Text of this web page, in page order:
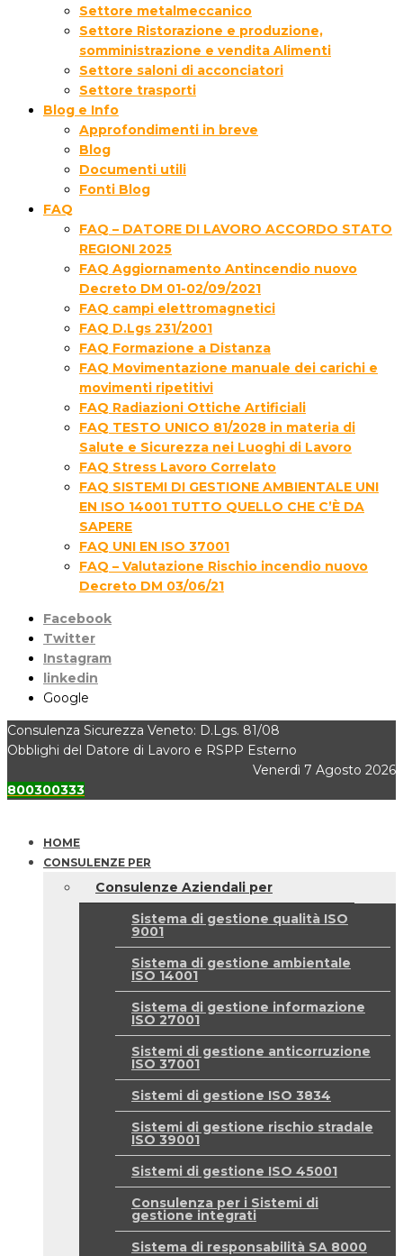
Settore metalmeccanico
Settore Ristorazione e produzione,
somministrazione e vendita Alimenti
Settore saloni di acconciatori
Settore trasporti
Blog e Info
Approfondimenti in breve
Blog
Documenti utili
Fonti Blog
FAQ
FAQ – DATORE DI LAVORO ACCORDO STATO
REGIONI 2025
FAQ Aggiornamento Antincendio nuovo
Decreto DM 01-02/09/2021
FAQ campi elettromagnetici
FAQ D.Lgs 231/2001
FAQ Formazione a Distanza
FAQ Movimentazione manuale dei carichi e
movimenti ripetitivi
FAQ Radiazioni Ottiche Artificiali
FAQ TESTO UNICO 81/2028 in materia di
Salute e Sicurezza nei Luoghi di Lavoro
FAQ Stress Lavoro Correlato
FAQ SISTEMI DI GESTIONE AMBIENTALE UNI
EN ISO 14001 TUTTO QUELLO CHE C’È DA
SAPERE
FAQ UNI EN ISO 37001
FAQ – Valutazione Rischio incendio nuovo
Decreto DM 03/06/21
Facebook
Twitter
Instagram
linkedin
Google
Consulenza Sicurezza Veneto: D.Lgs. 81/08
Obblighi del Datore di Lavoro e RSPP Esterno
Venerdì 7 Agosto 2026
800300333
HOME
CONSULENZE PER
Consulenze Aziendali per
Sistema di gestione qualità ISO
9001
Sistema di gestione ambientale
ISO 14001
Sistema di gestione informazione
ISO 27001
Sistemi di gestione anticorruzione
ISO 37001
Sistemi di gestione ISO 3834
Sistemi di gestione rischio stradale
ISO 39001
Sistemi di gestione ISO 45001
Consulenza per i Sistemi di
gestione integrati
Sistema di responsabilità SA 8000